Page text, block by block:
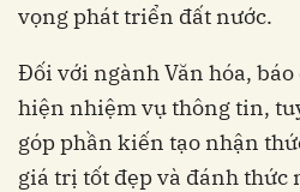
vọng phát triển đất nước.
Đối với ngành Văn hóa,
hiện nhiệm vụ thông tin,
góp phần kiến tạo nhận
giá trị tốt đẹp và đánh thức